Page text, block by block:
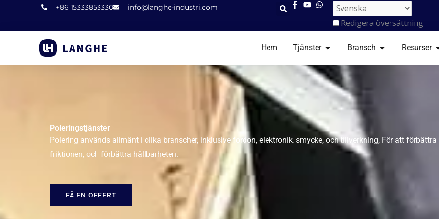
innehåll
+86 15333853330 info@langhe-industri.com
Redigera översättning
Hem Tjänster ÖPPNA TJÄNSTER
Bransch ÖPPNA BRANSCH
Resurser
Poleringstjänster
Polering används allmänt i olika branscher, inklusive fordon, elektronik, smycke, och tillverkning, För att förbättra
friktionen, och förbättra hållbarheten.
FÅ EN OFFERT